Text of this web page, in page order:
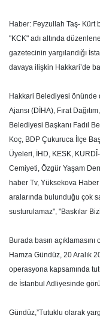
Haber: Feyzullah Taş- Kürt
"KCK" adı altında
gazetecinin yargılandığı
davaya ilişkin Hakkari’de
Hakkari Belediyesi önünde
Ajansı (DİHA), Fırat
Belediyesi Başkanı Fadıl
Koç, BDP Çukuruca İlçe
Üyeleri, İHD, KESK,
Cemiyeti, Özgür Yaşam
haber Tv, Yüksekova
aralarında bulunduğu çok
susturulamaz", "Baskılar
Burada basın
Hamza Gündüz, 20 Aralık
operasyona kapsamında
de İstanbul Adliyesinde
Gündüz,”Tutuklu olarak